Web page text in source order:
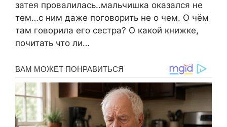
затея провалилась..мальчишка оказался не
тем…с ним даже поговорить не о чем. О чём
там говорила его сестра? О какой книжке,
почитать что ли…